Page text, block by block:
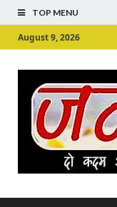
TOP MENU
August 9, 2026